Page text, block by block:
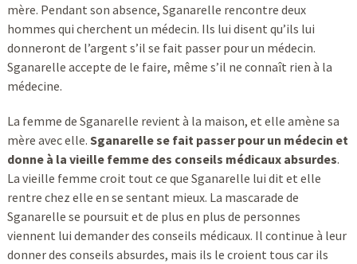
mère. Pendant son absence, Sganarelle rencontre deux
hommes qui cherchent un médecin. Ils lui disent qu’ils lui
donneront de l’argent s’il se fait passer pour un médecin.
Sganarelle accepte de le faire, même s’il ne connaît rien à la
médecine.
La femme de Sganarelle revient à la maison, et elle amène sa
mère avec elle. Sganarelle se fait passer pour un médecin et
donne à la vieille femme des conseils médicaux absurdes.
La vieille femme croit tout ce que Sganarelle lui dit et elle
rentre chez elle en se sentant mieux. La mascarade de
Sganarelle se poursuit et de plus en plus de personnes
viennent lui demander des conseils médicaux. Il continue à leur
donner des conseils absurdes, mais ils le croient tous car ils